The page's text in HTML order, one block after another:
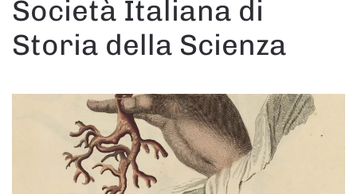
Società Italiana di
Storia della Scienza